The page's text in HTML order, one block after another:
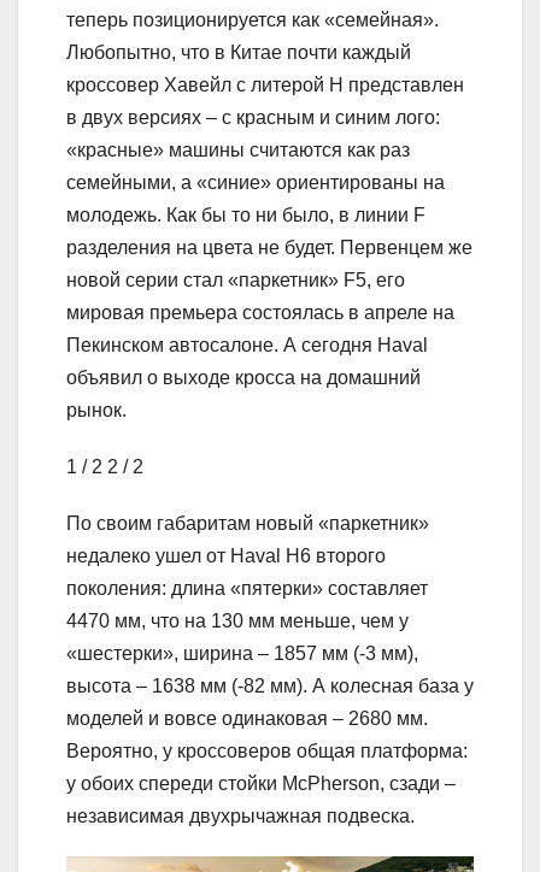
теперь позиционируется как «семейная».
Любопытно, что в Китае почти каждый
кроссовер Хавейл с литерой H представлен
в двух версиях – с красным и синим лого:
«красные» машины считаются как раз
семейными, а «синие» ориентированы на
молодежь. Как бы то ни было, в линии F
разделения на цвета не будет. Первенцем же
новой серии стал «паркетник» F5, его
мировая премьера состоялась в апреле на
Пекинском автосалоне. А сегодня Haval
объявил о выходе кросса на домашний
рынок.
1 / 2 2 / 2
По своим габаритам новый «паркетник»
недалеко ушел от Haval H6 второго
поколения: длина «пятерки» составляет
4470 мм, что на 130 мм меньше, чем у
«шестерки», ширина – 1857 мм (-3 мм),
высота – 1638 мм (-82 мм). А колесная база у
моделей и вовсе одинаковая – 2680 мм.
Вероятно, у кроссоверов общая платформа:
у обоих спереди стойки McPherson, сзади –
независимая двухрычажная подвеска.